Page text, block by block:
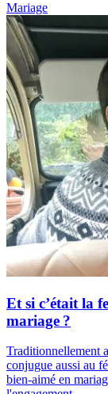
Mariage
Et si c’était la
mariage ?
Traditionnellement
conjugue aussi au
bien-aimé en